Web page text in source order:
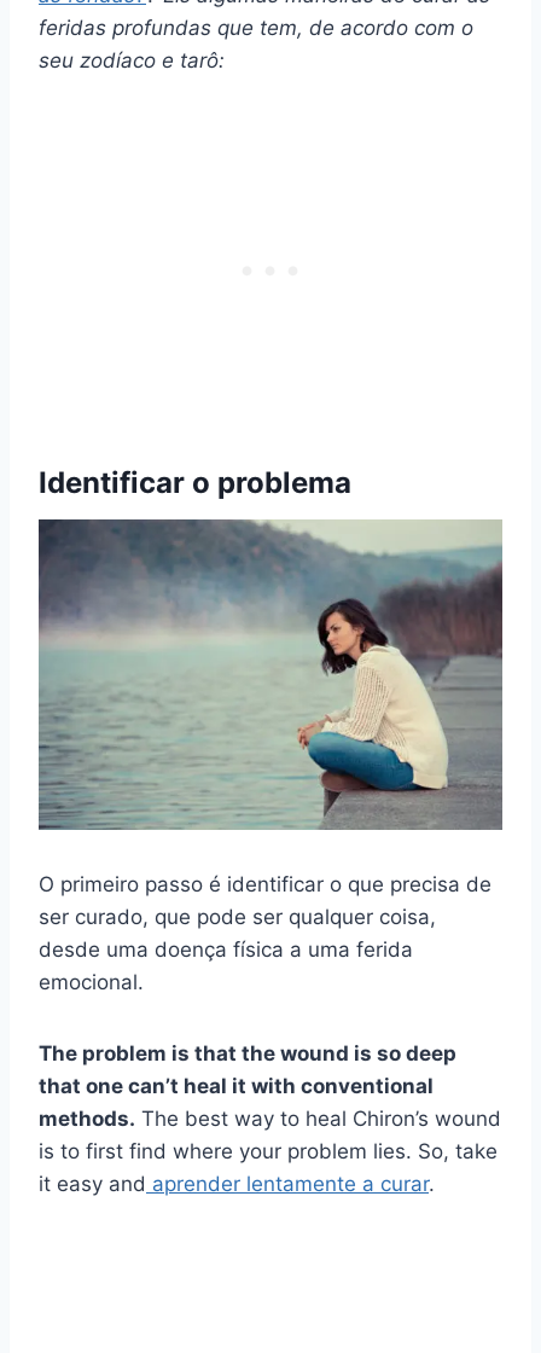
feridas profundas que tem, de acordo com o
seu zodíaco e tarô:
Identificar o problema
O primeiro passo é identificar o que precisa de
ser curado, que pode ser qualquer coisa,
desde uma doença física a uma ferida
emocional.
The problem is that the wound is so deep
that one can’t heal it with conventional
methods. The best way to heal Chiron’s wound
is to first find where your problem lies. So, take
it easy and aprender lentamente a curar.